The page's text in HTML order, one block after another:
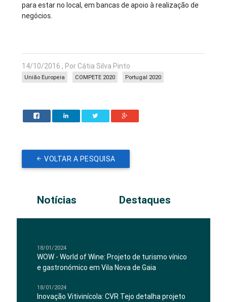
para estar no local, em bancas de apoio à realização de
negócios.
14/10/2016 , Por Cátia Silva Pinto
Portugal 2020
COMPETE 2020
União Europeia
VOLTAR A PESQUISA
Notícias Destaques
18/01/2024
WOW - World of Wine: Projeto de turismo vínico
e gastronómico em Vila Nova de Gaia
18/01/2024
Inovação Vitivinícola: CVR Tejo detalha projeto